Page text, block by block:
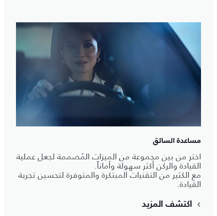
مساعدة السائق
اختر من بين مجموعة من الميزات المُصممة لجعل عملية
القيادة والركن أكثر سهولة وأماناً.
مع الكثير من التقنيات المبتكرة والمتوفرة لتحسين تجربة
القيادة.
اكتشف المزيد